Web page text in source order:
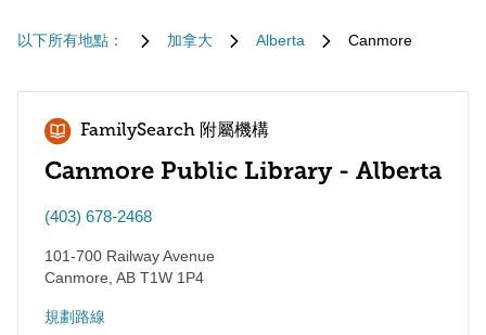
以下所有地點： 加拿大 Alberta Canmore
FamilySearch 附屬機構
Canmore Public Library - Alberta
(403) 678-2468
101-700 Railway Avenue
Canmore AB T1W 1P4
規劃路線